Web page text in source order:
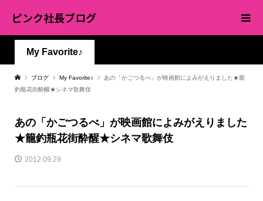
ピンク社長ブログ
My Favorite♪
ブログ My Favorite♪
あの「かごつるべ」が映画館によみがえりました★籠
釣瓶花街酔醒★シネマ歌舞伎
あの「かごつるべ」が映画館によみがえりました
★籠釣瓶花街酔醒★シネマ歌舞伎
2012.09.29